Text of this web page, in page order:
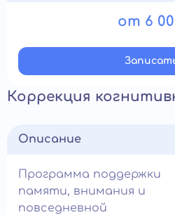
от 6
Коррекция
Описание
Программа поддержки
памяти, внимания и
повседневной